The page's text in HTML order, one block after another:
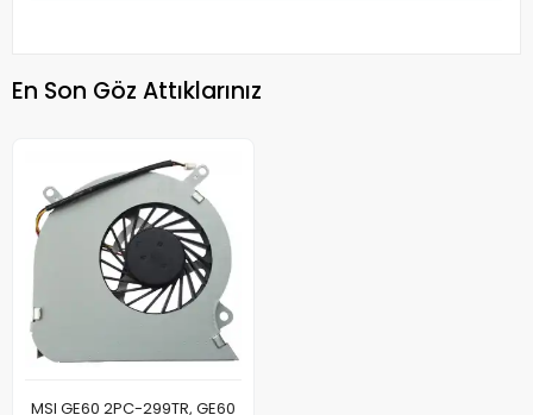
En Son Göz Attıklarınız
MSI GE60 2PC-299TR, GE60